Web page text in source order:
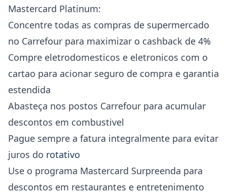
Mastercard Platinum:
Concentre todas as compras de supermercado
no Carrefour para maximizar o cashback de 4%
Compre eletrodomesticos e eletronicos com o
cartao para acionar seguro de compra e garantia
estendida
Abasteça nos postos Carrefour para acumular
descontos em combustivel
Pague sempre a fatura integralmente para evitar
juros do rotativo
Use o programa Mastercard Surpreenda para
descontos em restaurantes e entretenimento